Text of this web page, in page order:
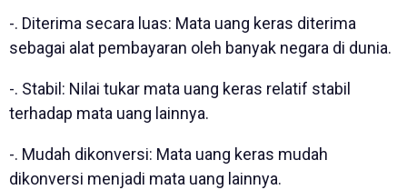
-. Diterima secara luas: Mata uang keras diterima
sebagai alat pembayaran oleh banyak negara di dunia.
-. Stabil: Nilai tukar mata uang keras relatif stabil
terhadap mata uang lainnya.
-. Mudah dikonversi: Mata uang keras mudah
dikonversi menjadi mata uang lainnya.